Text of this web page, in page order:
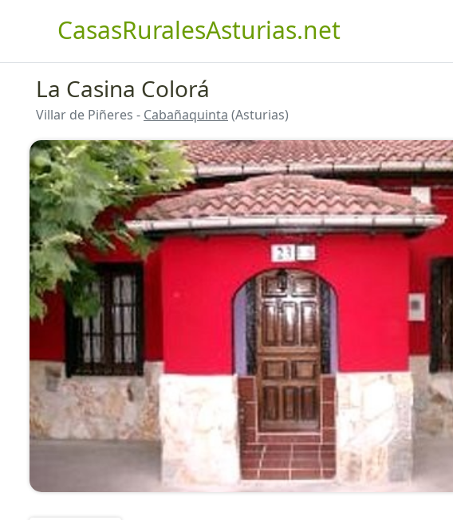
CasasRuralesAsturias.net
La Casina Colorá
Villar de Piñeres - Cabañaquinta (Asturias)